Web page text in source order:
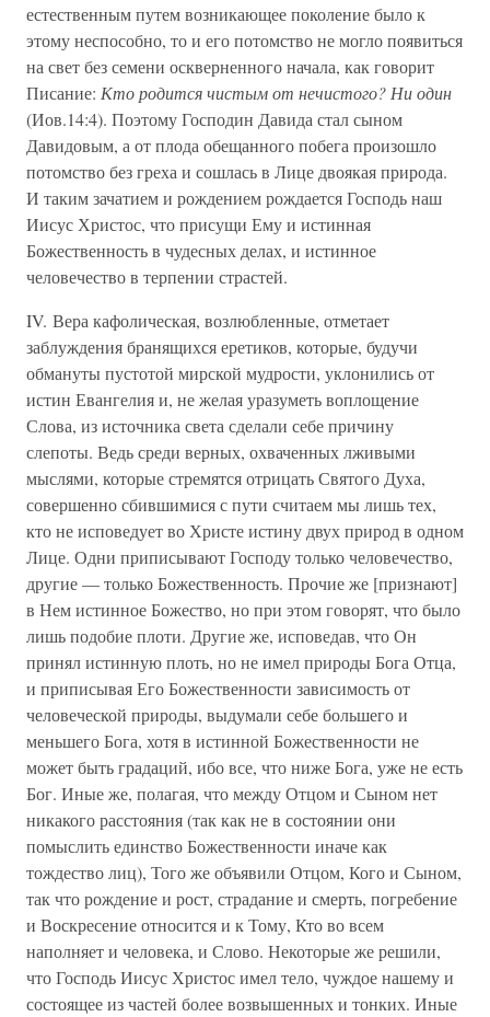
естественным путем возникающее поколение было к
этому неспособно, то и его потомство не могло появиться
на свет без семени оскверненного начала, как говорит
Писание: Кто родится чистым от нечистого? Ни один
(Иов.14:4). Поэтому Господин Давида стал сыном
Давидовым, а от плода обещанного побега произошло
потомство без греха и сошлась в Лице двоякая природа.
И таким зачатием и рождением рождается Господь наш
Иисус Христос, что присущи Ему и истинная
Божественность в чудесных делах, и истинное
человечество в терпении страстей.
IV. Вера кафолическая, возлюбленные, отметает
заблуждения бранящихся еретиков, которые, будучи
обмануты пустотой мирской мудрости, уклонились от
истин Евангелия и, не желая уразуметь воплощение
Слова, из источника света сделали себе причину
слепоты. Ведь среди верных, охваченных лживыми
мыслями, которые стремятся отрицать Святого Духа,
совершенно сбившимися с пути считаем мы лишь тех,
кто не исповедует во Христе истину двух природ в одном
Лице. Одни приписывают Господу только человечество,
другие — только Божественность. Прочие же [признают]
в Нем истинное Божество, но при этом говорят, что было
лишь подобие плоти. Другие же, исповедав, что Он
принял истинную плоть, но не имел природы Бога Отца,
и приписывая Его Божественности зависимость от
человеческой природы, выдумали себе большего и
меньшего Бога, хотя в истинной Божественности не
может быть градаций, ибо все, что ниже Бога, уже не есть
Бог. Иные же, полагая, что между Отцом и Сыном нет
никакого расстояния (так как не в состоянии они
помыслить единство Божественности иначе как
тождество лиц), Того же объявили Отцом, Кого и Сыном,
так что рождение и рост, страдание и смерть, погребение
и Воскресение относится и к Тому, Кто во всем
наполняет и человека, и Слово. Некоторые же решили,
что Господь Иисус Христос имел тело, чуждое нашему и
состоящее из частей более возвышенных и тонких. Иные